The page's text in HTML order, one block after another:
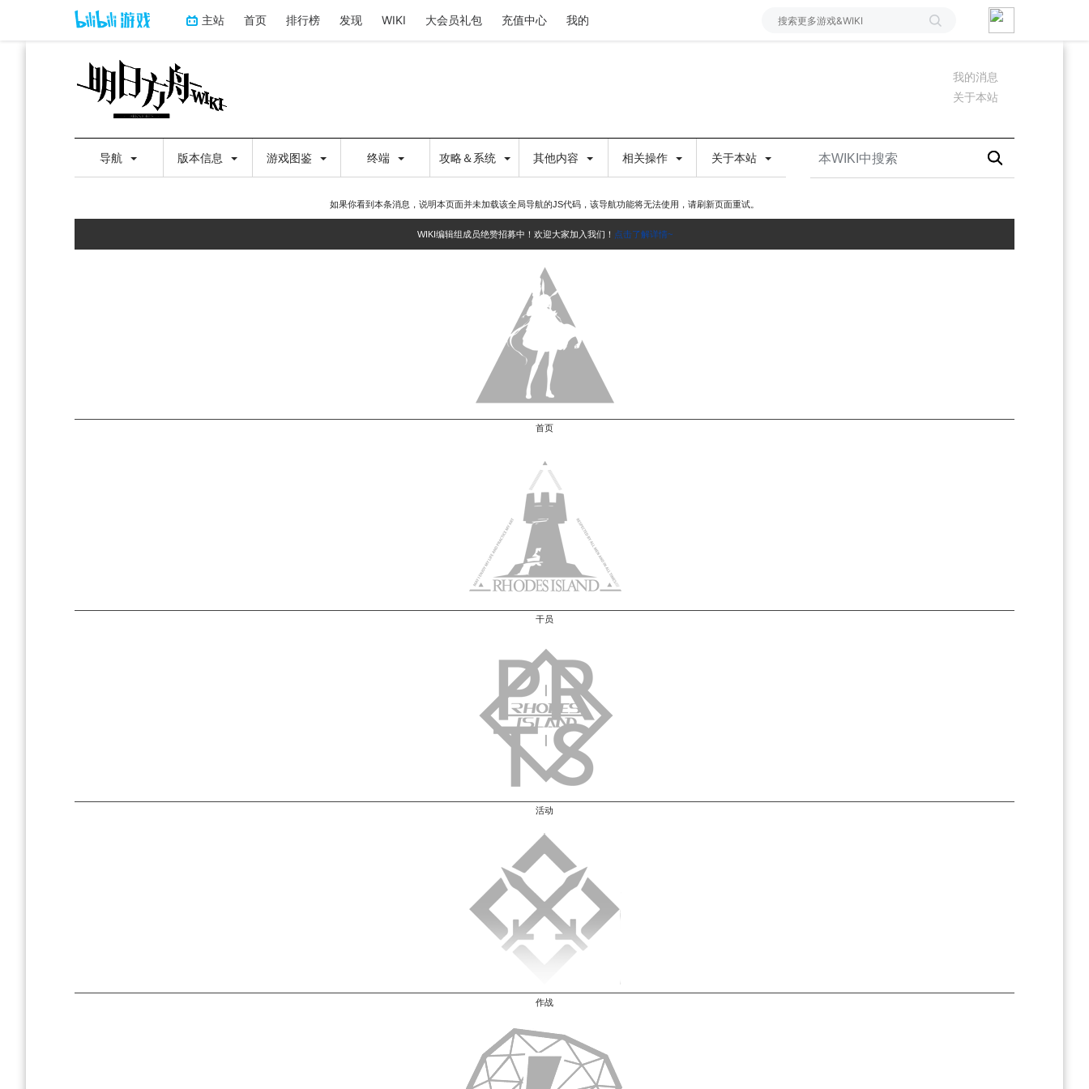
主站 首页 排行榜 发现 WIKI 大会员礼包 充值中心 我的
我的消息
关于本站
导航 版本信息 游戏图鉴 终端 攻略＆系统 其他内容 相关操作 关于本站
如果你看到本条消息，说明本页面并未加载该全局导航的JS代码，该导航功能将无法使用，请刷新页面重试。
WIKI编辑组成员绝赞招募中！欢迎大家加入我们！ 点击了解详情~
首页
干员
活动
作战